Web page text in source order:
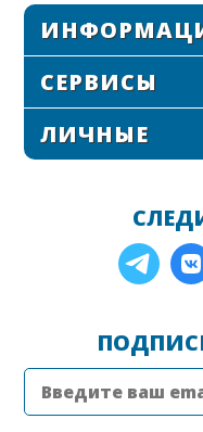
СЕРВИСЫ
ЛИЧНЫЕ